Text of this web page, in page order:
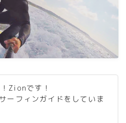
Zionです！
ーフィンガイドをしていま